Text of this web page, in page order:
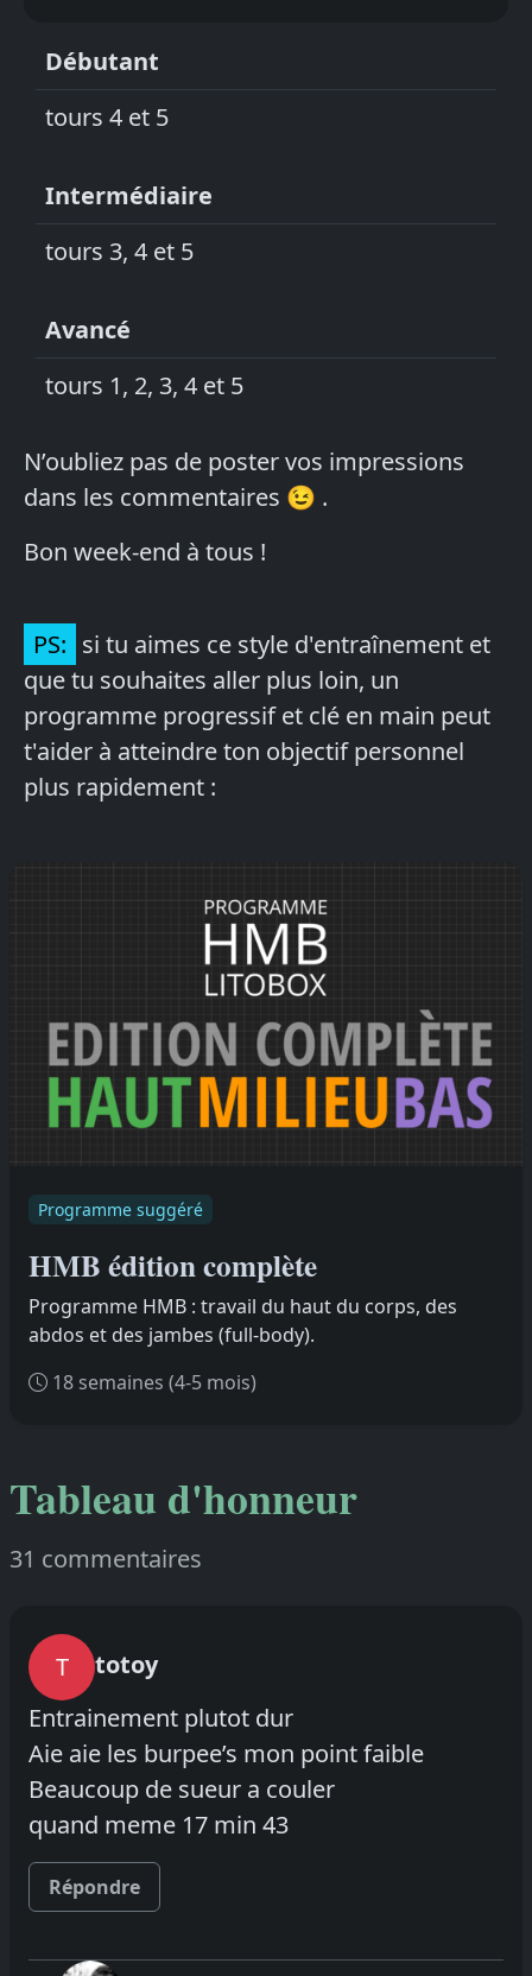
Débutant
tours 4 et 5
Intermédiaire
tours 3, 4 et 5
Avancé
tours 1, 2, 3, 4 et 5
N’oubliez pas de poster vos impressions
dans les commentaires 😉 .
Bon week-end à tous !
PS: si tu aimes ce style d'entraînement et
que tu souhaites aller plus loin, un
programme progressif et clé en main peut
t'aider à atteindre ton objectif personnel
plus rapidement :
Programme suggéré
HMB édition complète
Programme HMB : travail du haut du corps, des
abdos et des jambes (full-body).
18 semaines (4-5 mois)
Tableau d'honneur
31 commentaires
T
totoy
Entrainement plutot dur
Aie aie les burpee’s mon point faible
Beaucoup de sueur a couler
quand meme 17 min 43
Répondre